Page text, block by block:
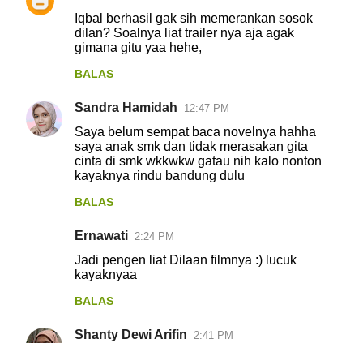
Iqbal berhasil gak sih memerankan sosok
dilan? Soalnya liat trailer nya aja agak
gimana gitu yaa hehe,
BALAS
Sandra Hamidah 12:47 PM
Saya belum sempat baca novelnya hahha
saya anak smk dan tidak merasakan gita
cinta di smk wkkwkw gatau nih kalo nonton
kayaknya rindu bandung dulu
BALAS
Ernawati 2:24 PM
Jadi pengen liat Dilaan filmnya :) lucuk
kayaknyaa
BALAS
Shanty Dewi Arifin 2:41 PM